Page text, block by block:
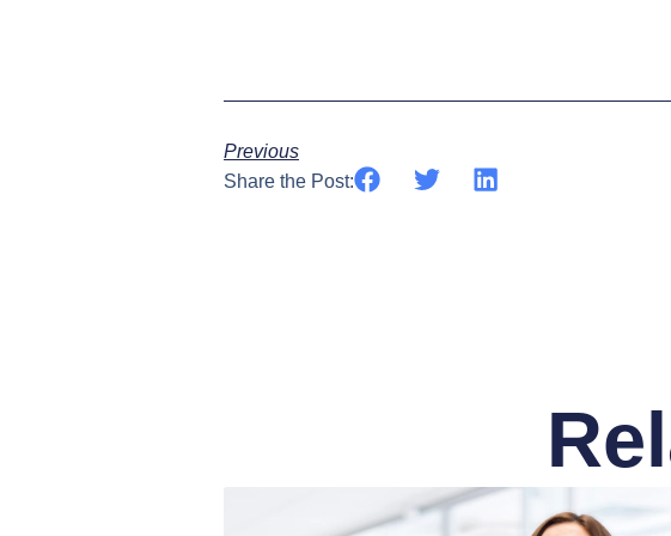
Previous
Share the Post: